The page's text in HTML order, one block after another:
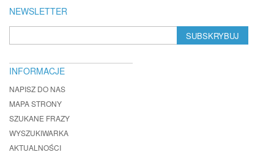
NEWSLETTER
SUBSKRYBUJ
INFORMACJE
NAPISZ DO NAS
MAPA STRONY
SZUKANE FRAZY
WYSZUKIWARKA
AKTUALNOŚCI